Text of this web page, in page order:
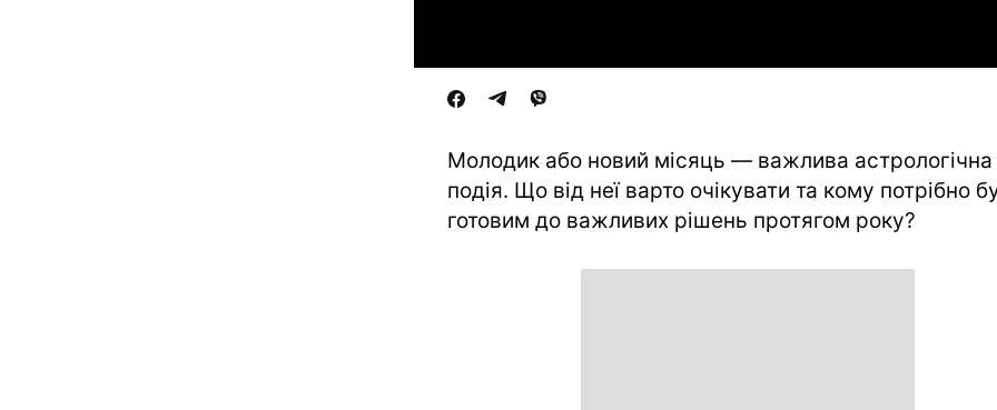
Молодик або новий місяць — важлива астрологічна
подія. Що від неї варто очікувати та кому потрібно
готовим до важливих рішень протягом року?